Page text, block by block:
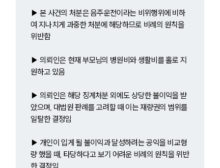
▶ 본 사건의 처분은 음주운전이라는 비위행위에 비하
여 지나치게 과중한 처분에 해당하므로 비례의 원칙을
위반함
▶ 의뢰인은 현재 부모님의 병원비와 생활비를 홀로 지
원하고 있음
▶ 의뢰인은 해당 징계처분 외에도 상당한 불이익을 받
았으며, 대법원 판례를 고려할 때 이는 재량권의 범위를
일탈한 결정임
▶ 개인이 입게 될 불이익과 달성하려는 공익을 비교형
량 했을 때, 타당하다고 보기 어려운 비례의 원칙을 위반
한 결정임